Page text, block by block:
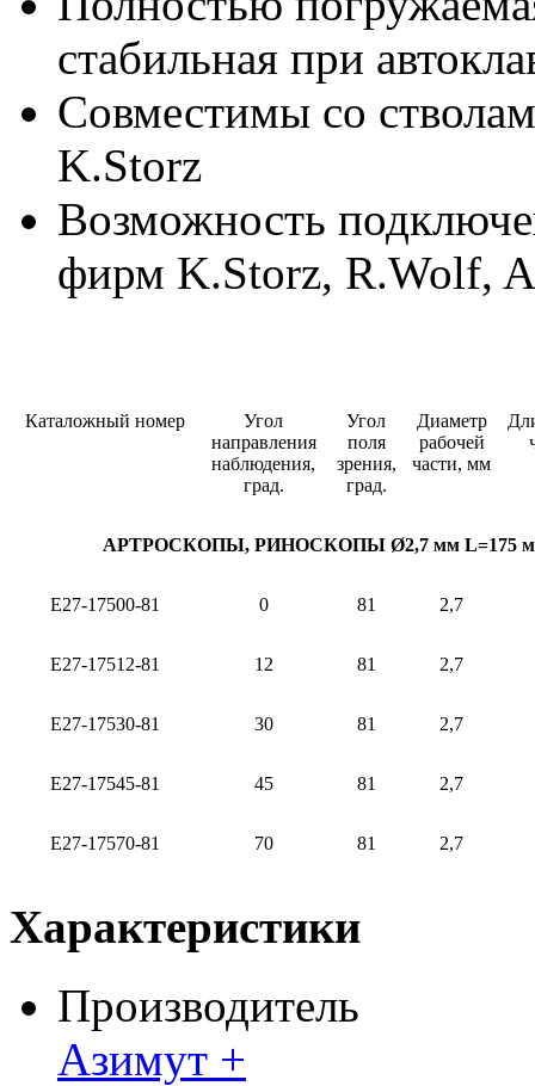
стабильная при
Совместимы со
K.Storz
Возможность
фирм K.Storz, R.Wolf,
Каталожный номер
Угол
направления
наблюдения,
град.
Угол
поля
зрения,
град.
Диаметр
рабочей
части, мм
АРТРОСКОПЫ, РИНОСКОПЫ Ø2,7 мм L=175
Е27-17500-81 0 81 2,7
Е27-17512-81 12 81 2,7
Е27-17530-81 30 81 2,7
Е27-17545-81 45 81 2,7
Е27-17570-81 70 81 2,7
Характеристики
Производитель
Азимут +